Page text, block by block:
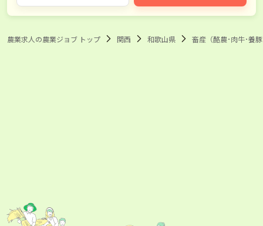
農業求人の農業ジョブ トップ 関西 和歌山県 畜産（酪農･肉牛･養